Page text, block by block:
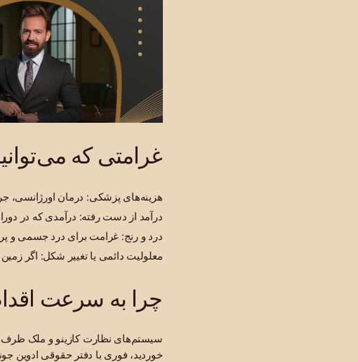
غرامتی که
هزینه‌های پزشکی: درمان اورژانسی،
درآمد از دست رفته: درآمدی که در
درد و رنج: غرامت برای درد جسمی و
معلولیت دائمی یا تغییر شکل: اگر
چرا به سرعت
سیستم‌های نظارت کازینو و ملک ظرف
خوردید، فوری با دفتر حقوقی ادوین